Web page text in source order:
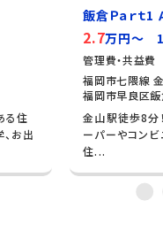
る住
お出
飯倉Ｐａｒｔ1
2.7万円～
管理費・共益
福岡市七隈線
福岡市早良区
金山駅徒歩8分
ーパーやコン
住...